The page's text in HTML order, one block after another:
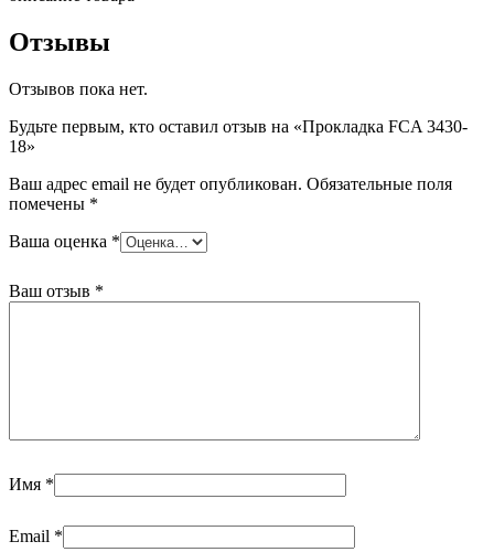
Отзывы
Отзывов пока нет.
Будьте первым, кто оставил отзыв на «Прокладка FCA 3430-
18»
Ваш адрес email не будет опубликован. Обязательные поля
помечены *
Ваша оценка *
Ваш отзыв *
Имя *
Email *